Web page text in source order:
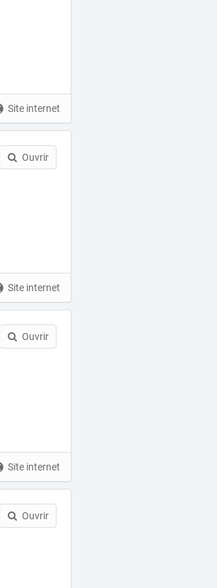
Site internet
Ouvrir
Site internet
Ouvrir
Site internet
Ouvrir